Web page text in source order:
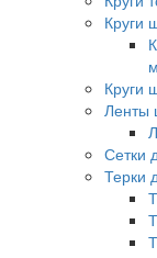
Круги
Круги
Ленты
Сетки
Терки